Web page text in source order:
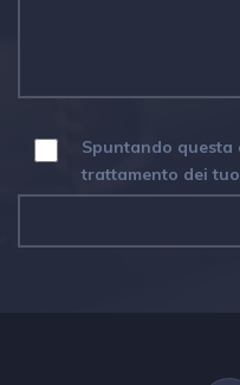
Spuntando questa
trattamento dei